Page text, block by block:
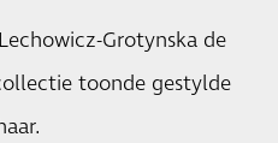
Grotynska de
toonde gestylde